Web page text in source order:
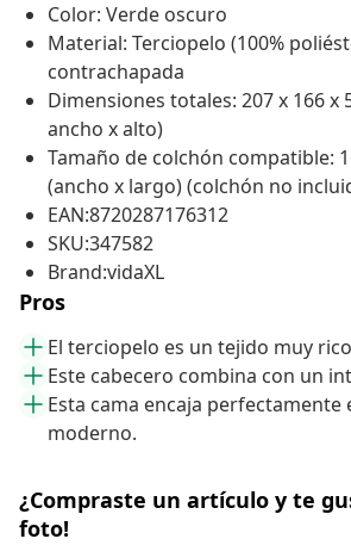
Color: Verde oscuro
Material: Terciopelo (100%
contrachapada
Dimensiones totales: 207 x 166 x
ancho x alto)
Tamaño de colchón compatible:
(ancho x largo) (colchón no
EAN:8720287176312
SKU:347582
Brand:vidaXL
Pros
El terciopelo es un tejido muy
Este cabecero combina con un
Esta cama encaja
moderno.
¿Compraste un artículo y te
foto!